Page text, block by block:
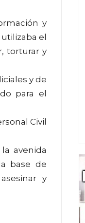
y
el
torturar y
y de
para el
Civil
avenida
base de
y